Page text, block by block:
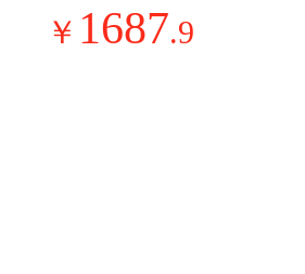
-35GW/N1A1【整
￥ 1687.9